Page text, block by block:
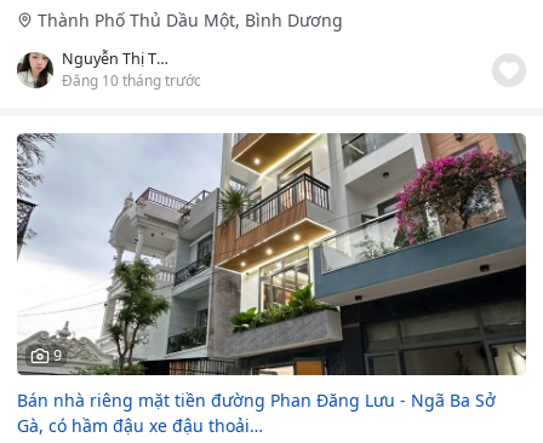
Thành Phố Thủ Dầu Một, Bình Dương
Nguyễn Thị Thảo Vy
Đăng 10 tháng trước
9
Bán nhà riêng mặt tiền đường Phan Đăng Lưu - Ngã Ba Sở
Gà, có hầm đậu xe đậu thoải…